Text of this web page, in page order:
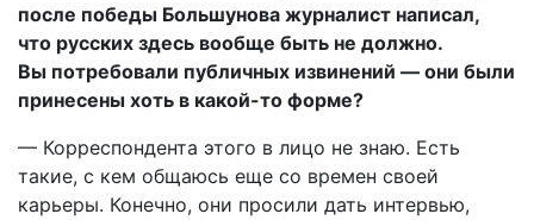
после победы Большунова журналист написал,
что русских здесь вообще быть не должно.
Вы потребовали публичных извинений — они были
принесены хоть в какой-то форме?
— Корреспондента этого в лицо не знаю. Есть
такие, с кем общаюсь еще со времен своей
карьеры. Конечно, они просили дать интервью,